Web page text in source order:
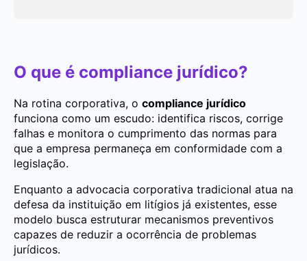
O que é compliance jurídico?
Na rotina corporativa, o compliance jurídico
funciona como um escudo: identifica riscos, corrige
falhas e monitora o cumprimento das normas para
que a empresa permaneça em conformidade com a
legislação.
Enquanto a advocacia corporativa tradicional atua na
defesa da instituição em litígios já existentes, esse
modelo busca estruturar mecanismos preventivos
capazes de reduzir a ocorrência de problemas
jurídicos.